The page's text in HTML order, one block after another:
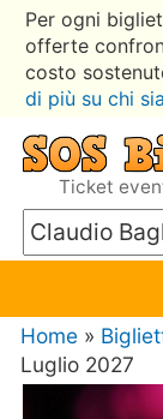
Per ogni
offerte
costo
di più su chi
Ticket
Home »
Luglio 2027